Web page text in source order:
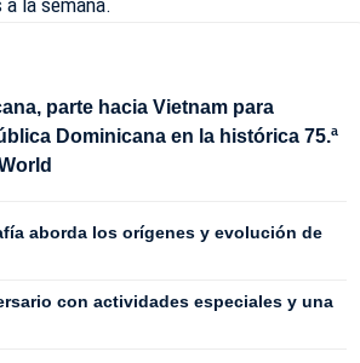
parte hacia Vietnam para
Dominicana en la histórica 75.ª
aborda los orígenes y evolución de
con actividades especiales y una